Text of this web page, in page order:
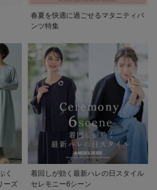
春夏を快適に過ごせるマタニティパ
ンツ特集
く
ーズ
着回しが効く最新ハレの日スタイル
セレモニー6シーン